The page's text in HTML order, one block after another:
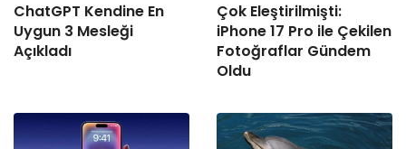
ChatGPT Kendine En
Uygun 3 Mesleği
Açıkladı
Çok Eleştirilmişti:
iPhone 17 Pro ile Çekilen
Fotoğraflar Gündem
Oldu